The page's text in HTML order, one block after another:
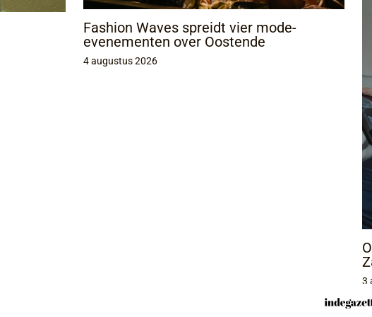
Fashion Waves spreidt vier mode-
evenementen over Oostende
4 augustus 2026
3